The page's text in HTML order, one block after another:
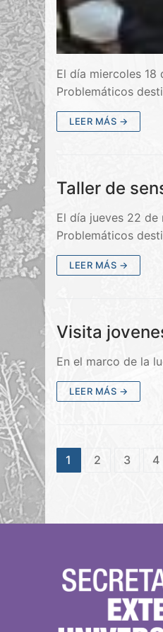
El día miercoles
Problemáticos
LEER MÁS →
Taller de
El día jueves 22
Problemáticos
LEER MÁS →
Visita
En el marco de la
LEER MÁS →
1 2 3 4